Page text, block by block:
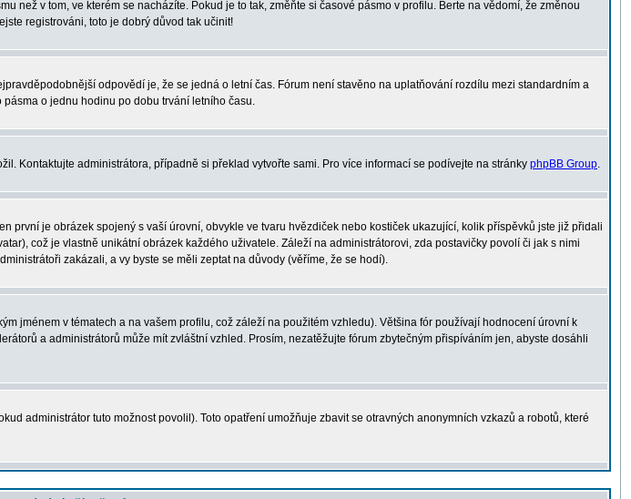
než v tom, ve kterém se nacházíte. Pokud je to tak, změňte si časové pásmo v profilu. Berte na vědomí, že změnou
registrováni, toto je dobrý důvod tak učinit!
odpovědí je, že se jedná o letní čas. Fórum není stavěno na uplatňování rozdílu mezi standardním a
o jednu hodinu po dobu trvání letního času.
Kontaktujte administrátora, případně si překlad vytvořte sami. Pro více informací se podívejte na stránky phpBB Group.
první je obrázek spojený s vaší úrovní, obvykle ve tvaru hvězdiček nebo kostiček ukazující, kolik příspěvků jste již přidali
což je vlastně unikátní obrázek každého uživatele. Záleží na administrátorovi, zda postavičky povolí či jak s nimi
zakázali, a vy byste se měli zeptat na důvody (věříme, že se hodí).
jménem v tématech a na vašem profilu, což záleží na použitém vzhledu). Většina fór používají hodnocení úrovní k
a administrátorů může mít zvláštní vzhled. Prosím, nezatěžujte fórum zbytečným přispíváním jen, abyste dosáhli
administrátor tuto možnost povolil). Toto opatření umožňuje zbavit se otravných anonymních vzkazů a robotů, které